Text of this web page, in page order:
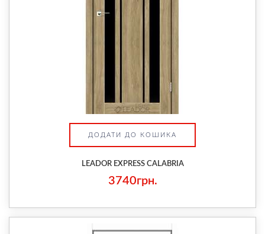
ДОДАТИ ДО КОШИКА
LEADOR EXPRESS CALABRIA
3740грн.